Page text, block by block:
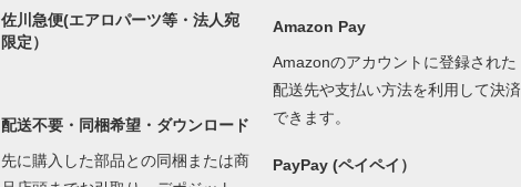
佐川急便(エアロパーツ等・法人宛
限定）
配送不要・同梱希望・ダウンロード
先に購入した部品との同梱または商
Amazon Pay
Amazonのアカウントに登録された
配送先や支払い方法を利用して決済
できます。
PayPay (ペイペイ）